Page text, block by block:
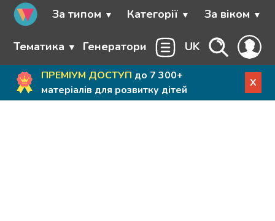
За типом Категорії За віком
Тематика Генератори UK
ПРЕМІУМ ДОСТУП до 7 300+
матеріалів для розвитку дітей
X